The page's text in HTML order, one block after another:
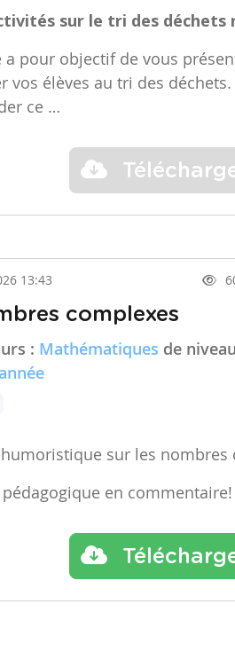
sur le tri des déchets
a pour objectif de vous
vos élèves au tri des
ce …
13:43
complexes
: Mathématiques de niveau
sur les nombres
en commentaire!